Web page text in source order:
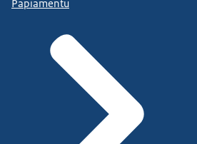
Papiamentu